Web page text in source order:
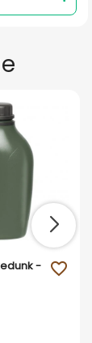
-
favorite_outline